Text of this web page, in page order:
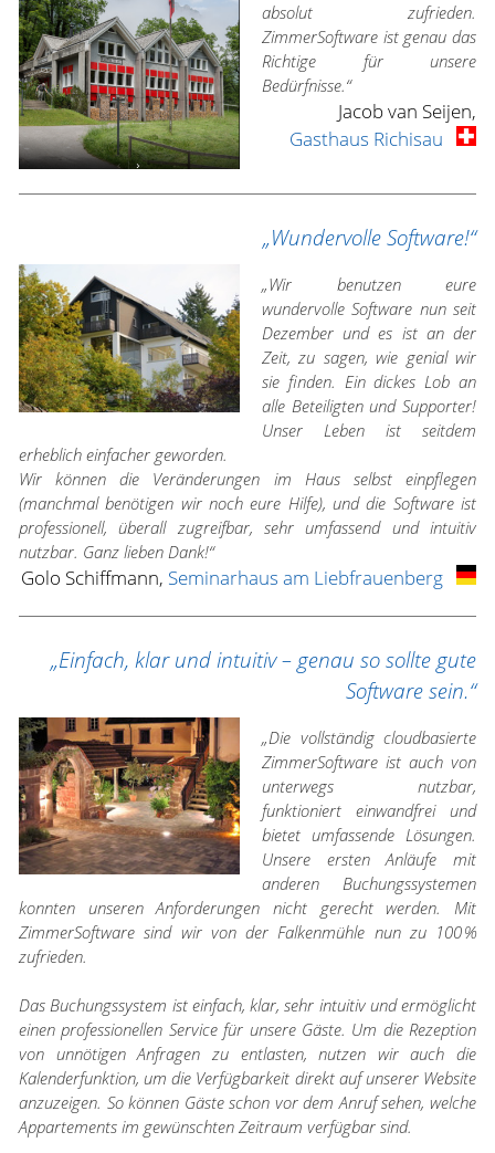
absolut zufrieden.
ZimmerSoftware ist genau das
Richtige für unsere
Bedürfnisse.“
Jacob van Seijen,
Gasthaus Richisau
„Wundervolle Software!“
„Wir benutzen eure
wundervolle Software nun seit
Dezember und es ist an der
Zeit, zu sagen, wie genial wir
sie finden. Ein dickes Lob an
alle Beteiligten und Supporter!
Unser Leben ist seitdem
erheblich einfacher geworden.
Wir können die Veränderungen im Haus selbst einpflegen
(manchmal benötigen wir noch eure Hilfe), und die Software ist
professionell, überall zugreifbar, sehr umfassend und intuitiv
nutzbar. Ganz lieben Dank!“
Golo Schiffmann, Seminarhaus am Liebfrauenberg
„Einfach, klar und intuitiv – genau so sollte gute
Software sein.“
„Die vollständig cloudbasierte
ZimmerSoftware ist auch von
unterwegs nutzbar,
funktioniert einwandfrei und
bietet umfassende Lösungen.
Unsere ersten Anläufe mit
anderen Buchungssystemen
konnten unseren Anforderungen nicht gerecht werden. Mit
ZimmerSoftware sind wir von der Falkenmühle nun zu 100 %
zufrieden.
Das Buchungssystem ist einfach, klar, sehr intuitiv und ermöglicht
einen professionellen Service für unsere Gäste. Um die Rezeption
von unnötigen Anfragen zu entlasten, nutzen wir auch die
Kalenderfunktion, um die Verfügbarkeit direkt auf unserer Website
anzuzeigen. So können Gäste schon vor dem Anruf sehen, welche
Appartements im gewünschten Zeitraum verfügbar sind.